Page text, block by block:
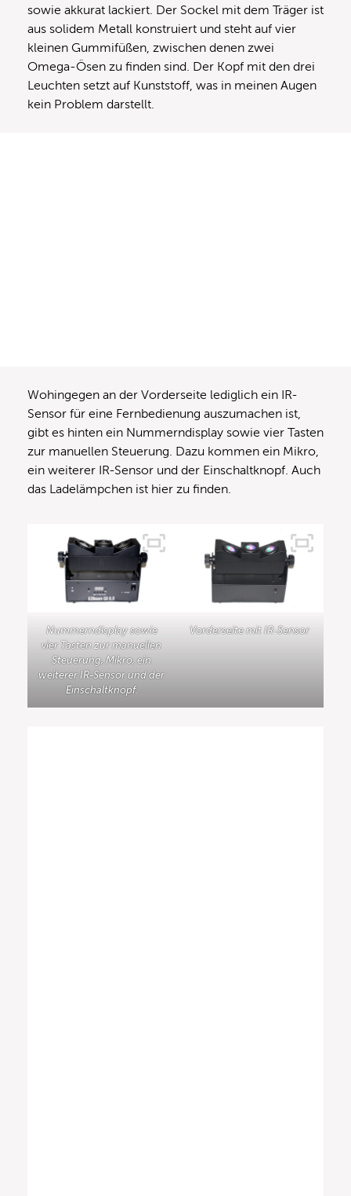
sowie akkurat lackiert. Der Sockel mit dem Träger ist
aus solidem Metall konstruiert und steht auf vier
kleinen Gummifüßen, zwischen denen zwei
Omega-Ösen zu finden sind. Der Kopf mit den drei
Leuchten setzt auf Kunststoff, was in meinen Augen
kein Problem darstellt.
Wohingegen an der Vorderseite lediglich ein IR-
Sensor für eine Fernbedienung auszumachen ist,
gibt es hinten ein Nummerndisplay sowie vier Tasten
zur manuellen Steuerung. Dazu kommen ein Mikro,
ein weiterer IR-Sensor und der Einschaltknopf. Auch
das Ladelämpchen ist hier zu finden.
Nummerndisplay sowie
vier Tasten zur manuellen
Steuerung, Mikro, ein
weiterer IR-Sensor und der
Einschaltknopf.
Vorderseite mit IR-Sensor